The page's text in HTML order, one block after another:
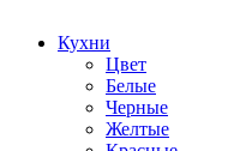
Кухни
Цвет
Белые
Черные
Желтые